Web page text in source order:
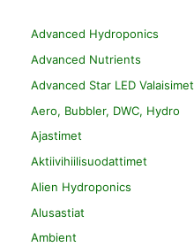
Advanced Hydroponics
Advanced Nutrients
Advanced Star LED Valaisimet
Aero, Bubbler, DWC, Hydro
Ajastimet
Aktiivihiilisuodattimet
Alien Hydroponics
Alusastiat
Ambient